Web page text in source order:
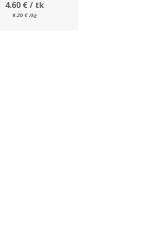
4.60 €/ tk
9.20 € /kg